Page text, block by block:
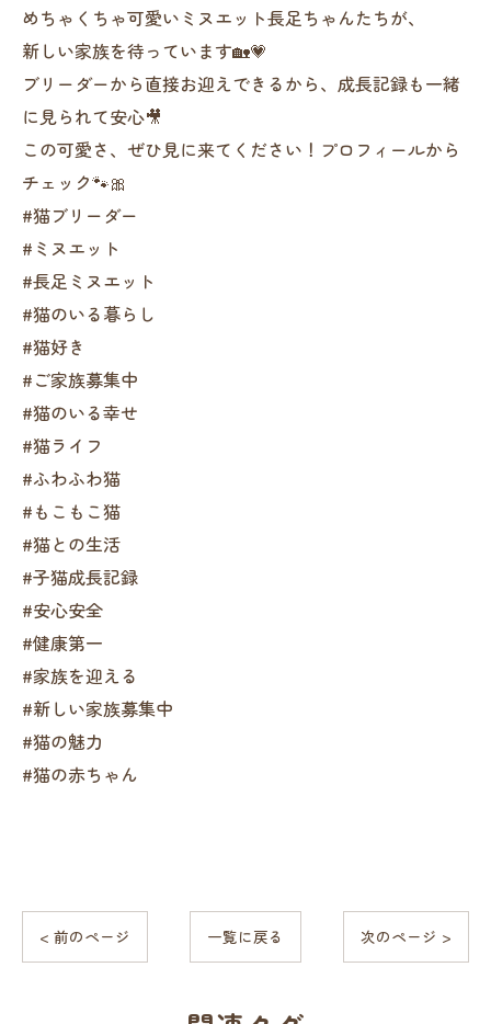
めちゃくちゃ可愛いミヌエット長足ちゃんたちが、
新しい家族を待っています🏡💗
ブリーダーから直接お迎えできるから、成長記録も一緒
に見られて安心🎥
この可愛さ、ぜひ見に来てください！プロフィールから
チェック🐾🎀
#猫ブリーダー
#ミヌエット
#長足ミヌエット
#猫のいる暮らし
#猫好き
#ご家族募集中
#猫のいる幸せ
#猫ライフ
#ふわふわ猫
#もこもこ猫
#猫との生活
#子猫成長記録
#安心安全
#健康第一
#家族を迎える
#新しい家族募集中
#猫の魅力
#猫の赤ちゃん
< 前のページ 一覧に戻る 次のページ >